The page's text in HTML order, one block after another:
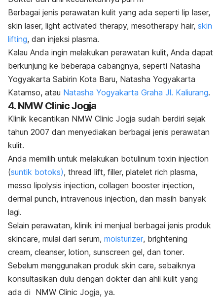
Berbagai jenis perawatan kulit yang ada seperti lip laser,
skin laser, light activated therapy, mesotherapy hair, skin
lifting, dan injeksi plasma.
Kalau Anda ingin melakukan perawatan kulit, Anda dapat
berkunjung ke beberapa cabangnya, seperti Natasha
Yogyakarta Sabirin Kota Baru, Natasha Yogyakarta
Katamso, atau Natasha Yogyakarta Graha Jl. Kaliurang.
4. NMW Clinic Jogja
Klinik kecantikan NMW Clinic Jogja sudah berdiri sejak
tahun 2007 dan menyediakan berbagai jenis perawatan
kulit.
Anda memilih untuk melakukan botulinum toxin injection
(suntik botoks), thread lift, filler, platelet rich plasma,
messo lipolysis injection, collagen booster injection,
dermal punch, intravenous injection, dan masih banyak
lagi.
Selain perawatan, klinik ini menjual berbagai jenis produk
skincare, mulai dari serum, moisturizer, brightening
cream, cleanser, lotion, sunscreen gel, dan toner.
Sebelum menggunakan produk skin care, sebaiknya
konsultasikan dulu dengan dokter dan ahli kulit yang
ada di NMW Clinic Jogja, ya.